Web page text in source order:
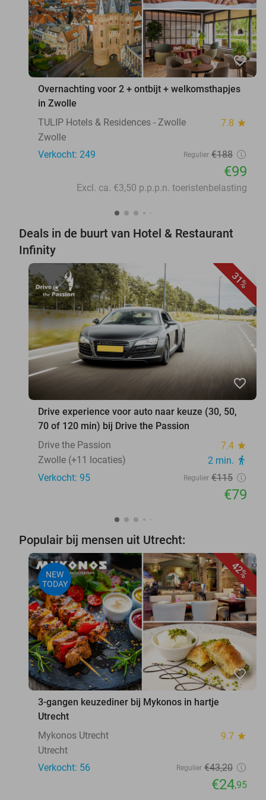
favorite_border
Overnachting voor 2 + ontbijt + welkomsthapjes
in Zwolle
TULIP Hotels & Residences - Zwolle
7.8 star
Zwolle
Verkocht: 249
Regulier €188
€99
Excl. ca. €3,50 p.p.p.n. toeristenbelasting
Deals in de buurt van Hotel & Restaurant
Infinity
31%
favorite_border
Drive experience voor auto naar keuze (30, 50,
70 of 120 min) bij Drive the Passion
Drive the Passion
7.4 star
Zwolle (+11 locaties) 2 min. directions_walk
Verkocht: 95 Regulier €115
€79
Populair bij mensen uit Utrecht:
42%
NEW
TODAY
favorite_border
3-gangen keuzediner bij Mykonos in hartje
Utrecht
Mykonos Utrecht
9.7 star
Utrecht
Verkocht: 56
Regulier €43,20
€24,95